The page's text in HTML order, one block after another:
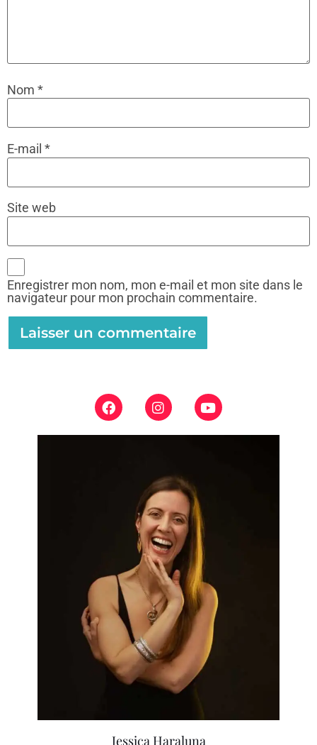
Nom *
E-mail *
Site web
Enregistrer mon nom, mon e-mail et mon site dans le
navigateur pour mon prochain commentaire.
Jessica Haraluna